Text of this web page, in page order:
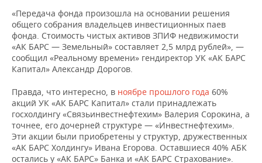
«Передача фонда произошла на основании решения
общего собрания владельцев инвестиционных паев
фонда. Стоимость чистых активов ЗПИФ недвижимости
«АК БАРС — Земельный» составляет 2,5 млрд рублей», —
сообщил «Реальному времени» гендиректор УК «АК БАРС
Капитал» Александр Дорогов.
Правда, что интересно, в ноябре прошлого года 60%
акций УК «АК БАРС Капитал» стали принадлежать
госхолдингу «Связьинвестнефтехим» Валерия Сорокина, а
точнее, его дочерней структуре — «Инвестнефтехим».
Эти акции были приобретены у структур, дружественных
«АК БАРС Холдингу» Ивана Егорова. Оставшиеся 40% АБК
остались у «АК БАРС» Банка и «АК БАРС Страхование».